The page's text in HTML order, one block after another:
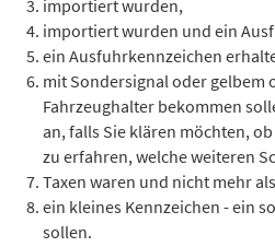
importiert wurden,
importiert wurden und ein
ein Ausfuhrkennzeichen
mit Sondersignal oder gelbem
Fahrzeughalter bekommen
an, falls Sie klären möchten,
zu erfahren, welche weiteren
Taxen waren und nicht mehr
ein kleines Kennzeichen - ein
sollen.